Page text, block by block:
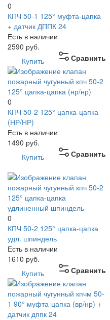
0
КПЧ 50-1 125° муфта-цапка
+ датчик ДППК 24
Есть в наличии
2590 руб.
Сравнить
Купить
0
КПЧ 50-2 125° цапка-цапка
(НР/НР)
Есть в наличии
1490 руб.
Сравнить
Купить
0
КПЧ 50-2 125° цапка-цапка
удл. шпиндель
Есть в наличии
1610 руб.
Сравнить
Купить